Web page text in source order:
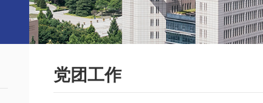
党团工作